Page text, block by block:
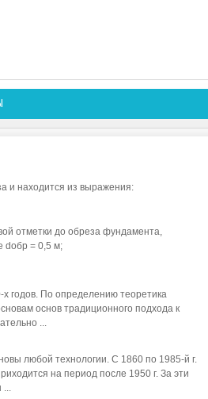
и находится из выражения:
отметки до обреза фундамента,
dобр = 0,5 м;
х годов. По определению теоретика
основ традиционного подхода к
...
любой технологии. С 1860 по 1985-й г.
на период после 1950 г. За эти
...